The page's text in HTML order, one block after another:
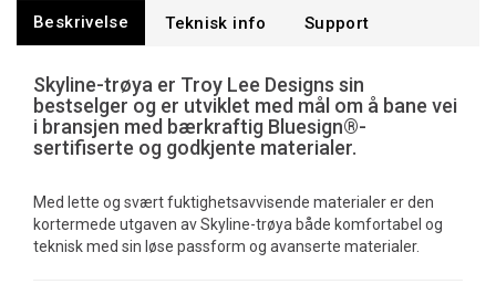
Beskrivelse Teknisk info Support
Skyline-trøya er Troy Lee Designs sin
bestselger og er utviklet med mål om å bane vei
i bransjen med bærkraftig Bluesign®-
sertifiserte og godkjente materialer.
Med lette og svært fuktighetsavvisende materialer er den
kortermede utgaven av Skyline-trøya både komfortabel og
teknisk med sin løse passform og avanserte materialer.